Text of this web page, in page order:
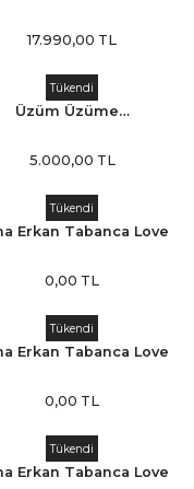
17.990,00 TL
Tükendi
Üzüm Üzüme…
5.000,00 TL
Tükendi
Erkan Tabanca Love
0,00 TL
Tükendi
Erkan Tabanca Love
0,00 TL
Tükendi
Erkan Tabanca Love